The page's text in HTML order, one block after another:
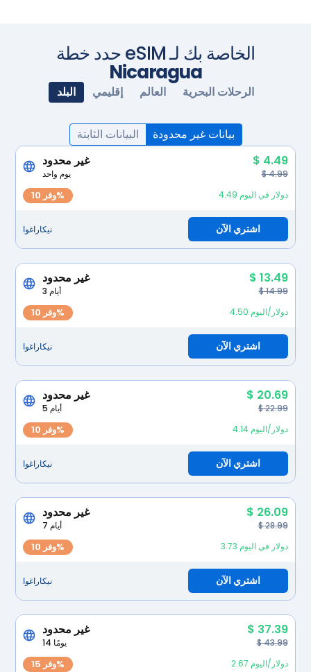
حدد خطة eSIM الخاصة بك لـ
Nicaragua
البلد إقليمي العالم الرحلات البحرية
البيانات الثابتة
بيانات غير محدودة
غير محدود
$ 4.49
يوم واحد $ 4.99
وفر 10% 4.49 دولار في اليوم
نيكاراغوا اشتري الآن
غير محدود $ 13.49
3 أيام $ 14.99
وفر 10% 4.50 دولار/اليوم
نيكاراغوا اشتري الآن
غير محدود $ 20.69
5 أيام $ 22.99
وفر 10% 4.14 دولار/اليوم
نيكاراغوا اشتري الآن
غير محدود $ 26.09
7 أيام $ 28.99
وفر 10% 3.73 دولار في اليوم
نيكاراغوا اشتري الآن
غير محدود $ 37.39
14 يومًا $ 43.99
وفر 15% 2.67 دولار/اليوم